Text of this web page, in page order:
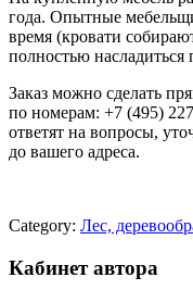
года. Опытные
время (кровати
полностью
Заказ можно сделать
по номерам: +7 (495)
ответят на вопросы,
до вашего адреса.
Category: Лес,
Кабинет автора